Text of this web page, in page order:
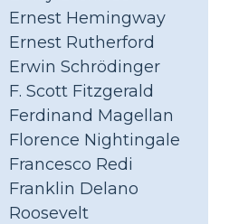
Ernest Hemingway
Ernest Rutherford
Erwin Schrödinger
F. Scott Fitzgerald
Ferdinand Magellan
Florence Nightingale
Francesco Redi
Franklin Delano
Roosevelt